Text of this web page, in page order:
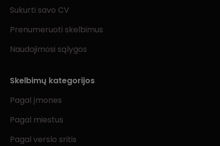
Sukurti savo CV
Prenumeruoti skelbimus
Naudojimosi sąlygos
Skelbimų kategorijos
Pagal įmones
Pagal miestus
Pagal verslo sritis